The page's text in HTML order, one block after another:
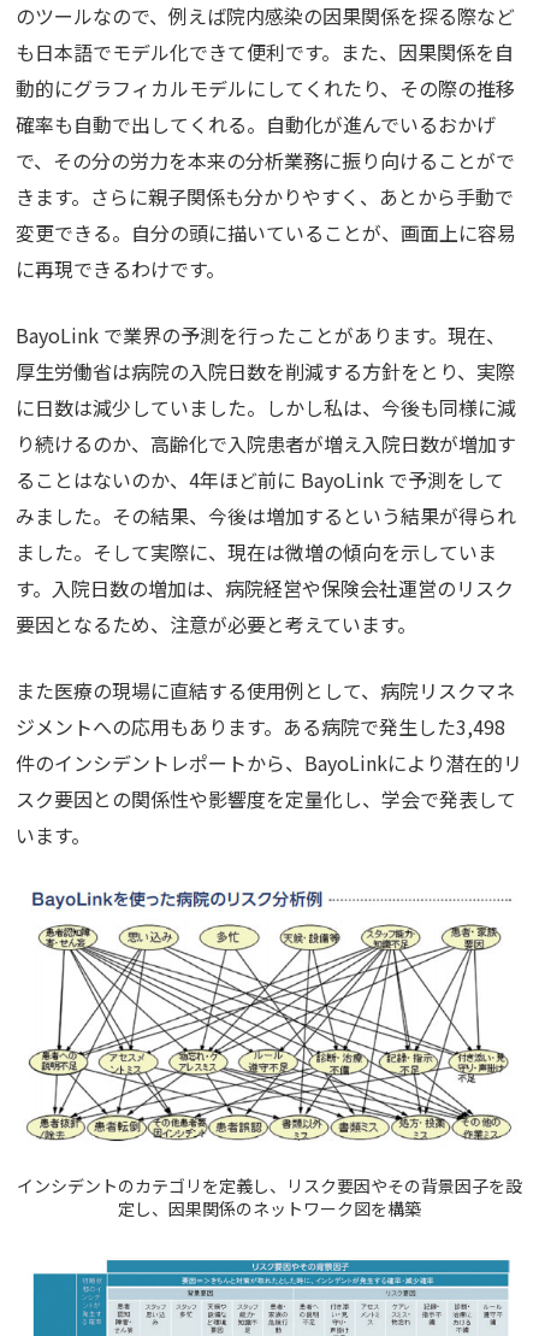
のツールなので、例えば院内感染の因果関係を探る際など
も日本語でモデル化できて便利です。また、因果関係を自
動的にグラフィカルモデルにしてくれたり、その際の推移
確率も自動で出してくれる。自動化が進んでいるおかげ
で、その分の労力を本来の分析業務に振り向けることがで
きます。さらに親子関係も分かりやすく、あとから手動で
変更できる。自分の頭に描いていることが、画面上に容易
に再現できるわけです。
BayoLink で業界の予測を行ったことがあります。現在、
厚生労働省は病院の入院日数を削減する方針をとり、実際
に日数は減少していました。しかし私は、今後も同様に減
り続けるのか、高齢化で入院患者が増え入院日数が増加す
ることはないのか、4年ほど前に BayoLink で予測をして
みました。その結果、今後は増加するという結果が得られ
ました。そして実際に、現在は微増の傾向を示していま
す。入院日数の増加は、病院経営や保険会社運営のリスク
要因となるため、注意が必要と考えています。
また医療の現場に直結する使用例として、病院リスクマネ
ジメントへの応用もあります。ある病院で発生した3,498
件のインシデントレポートから、 BayoLinkにより潜在的リ
スク要因との関係性や影響度を定量化し、学会で発表して
います。
インシデントのカテゴリを定義し、リスク要因やその背景因子を設
定し、因果関係のネットワーク図を構築